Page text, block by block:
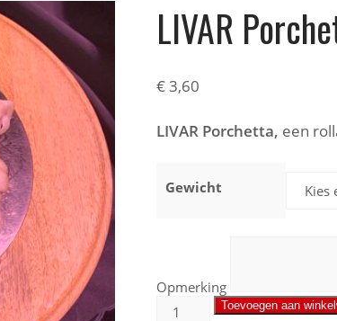
LIVAR
€3,60
LIVAR Porchetta, een
Gewicht
Opmerking
Toevoegen aan